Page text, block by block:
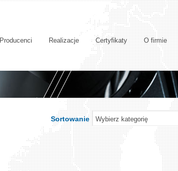
Producenci Realizacje Certyfikaty O firmie
Sortowanie